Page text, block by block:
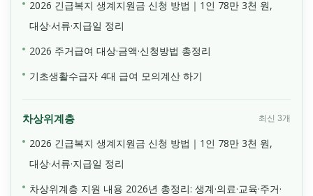
2026 긴급복지 생계지원금 신청 방법｜1인 78만 3천 원,
대상·서류·지급일 정리
2026 주거급여 대상·금액·신청방법 총정리
기초생활수급자 4대 급여 모의계산 하기
차상위계층 최신 3개
2026 긴급복지 생계지원금 신청 방법｜1인 78만 3천 원,
대상·서류·지급일 정리
차상위계층 지원 내용 2026년 총정리: 생계·의료·교육·주거·